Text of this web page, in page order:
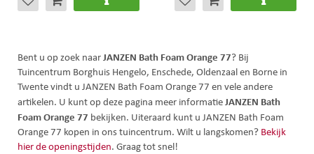
Bent u op zoek naarJANZEN Bath Foam Orange 77? Bij
Tuincentrum Borghuis Hengelo, Enschede, Oldenzaal en Borne in
Twente vindt u JANZEN Bath Foam Orange 77 en vele andere
artikelen. U kunt op deze pagina meer informatieJANZEN Bath
Foam Orange 77 bekijken. Uiteraard kunt u JANZEN Bath Foam
Orange 77 kopen in ons tuincentrum. Wilt u langskomen? Bekijk
hier de openingstijden. Graag tot snel!